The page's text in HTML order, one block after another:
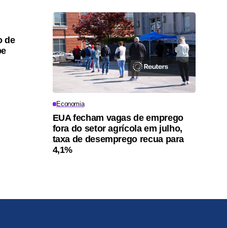
de
Economia
EUA fecham vagas de emprego
fora do setor agrícola em julho,
taxa de desemprego recua para
4,1%